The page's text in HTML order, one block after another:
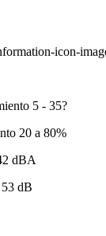
5 - 35?
20 a 80%
dBA
dB